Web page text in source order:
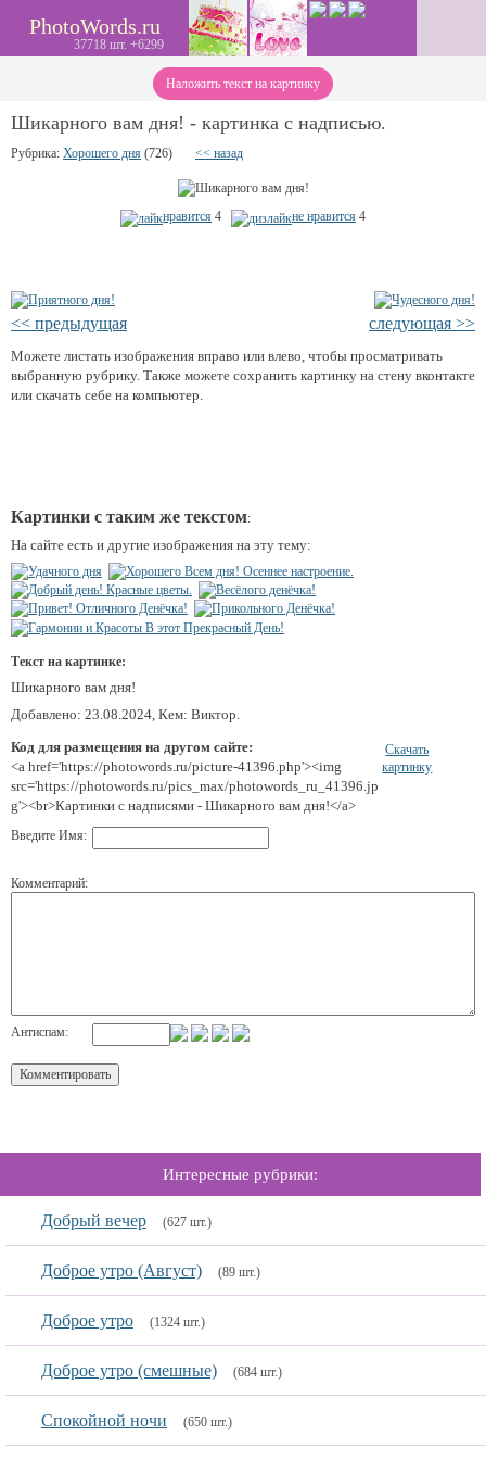
PhotoWords.ru
37718 шт. +6299
Наложить текст на картинку
Шикарного вам дня! - картинка с надписью.
Рубрика: Хорошего дня (726) << назад
нравится 4 не нравится 4
<< предыдущая следующая >>
Можете листать изображения вправо или влево, чтобы просматривать
выбранную рубрику. Также можете сохранить картинку на стену вконтакте
или скачать себе на компьютер.
Картинки с таким же текстом:
На сайте есть и другие изображения на эту тему:
Текст на картинке:
Шикарного вам дня!
Добавлено: 23.08.2024, Кем: Виктор.
Код для размещения на другом сайте:
<a href='https://photowords.ru/picture-41396.php'><img
src='https://photowords.ru/pics_max/photowords_ru_41396.jp
g'><br>Картинки с надписями - Шикарного вам дня!</a>
Скачать
картинку
Введите Имя:
Комментарий:
Антиспам:
Интересные рубрики:
Добрый вечер (627 шт.)
Доброе утро (Август) (89 шт.)
Доброе утро (1324 шт.)
Доброе утро (смешные) (684 шт.)
Спокойной ночи (650 шт.)